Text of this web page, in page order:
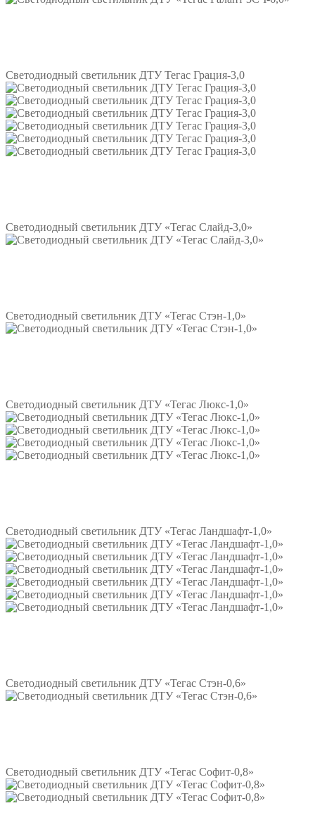
Светодиодный светильник ДТУ Тегас Грация-3,0
Светодиодный светильник ДТУ «Тегас Слайд-3,0»
Светодиодный светильник ДТУ «Тегас Стэн-1,0»
Светодиодный светильник ДТУ «Тегас Люкс-1,0»
Светодиодный светильник ДТУ «Тегас Ландшафт-1,0»
Светодиодный светильник ДТУ «Тегас Стэн-0,6»
Светодиодный светильник ДТУ «Тегас Софит-0,8»